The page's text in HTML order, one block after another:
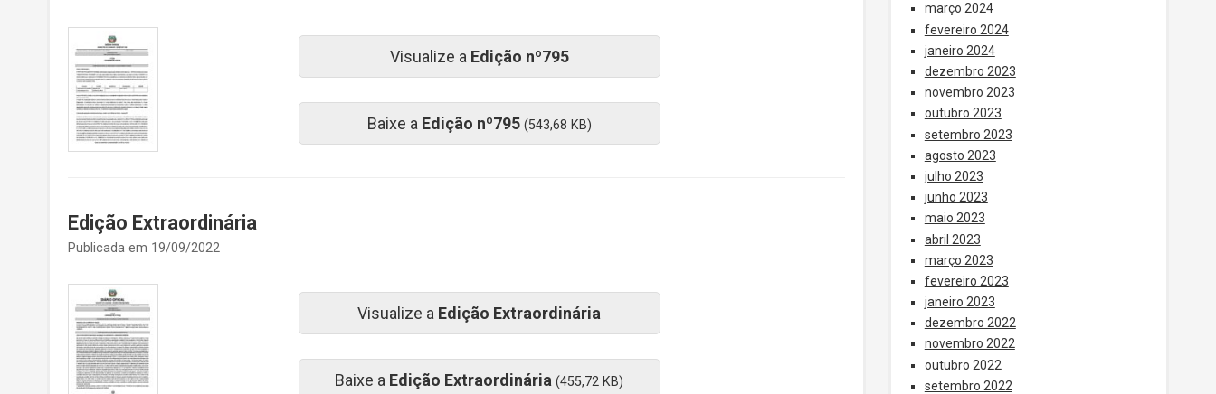
Visualize a Edição nº795
Baixe a Edição nº795 (543,68 KB)
Edição Extraordinária
Publicada em 19/09/2022
Visualize a Edição Extraordinária
Baixe a Edição Extraordinária (455,72 KB)
março 2024
fevereiro 2024
janeiro 2024
dezembro 2023
novembro 2023
outubro 2023
setembro 2023
agosto 2023
julho 2023
junho 2023
maio 2023
abril 2023
março 2023
fevereiro 2023
janeiro 2023
dezembro 2022
novembro 2022
outubro 2022
setembro 2022